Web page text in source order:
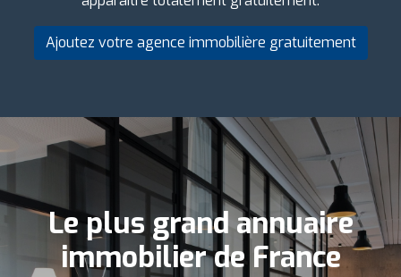
Ajoutez votre agence immobilière gratuitement
Le plus grand annuaire
immobilier de France